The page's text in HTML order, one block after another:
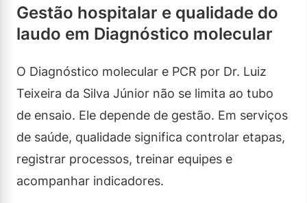
Gestão hospitalar e qualidade do
laudo em Diagnóstico molecular
O Diagnóstico molecular e PCR por Dr. Luiz
Teixeira da Silva Júnior não se limita ao tubo
de ensaio. Ele depende de gestão. Em serviços
de saúde, qualidade significa controlar etapas,
registrar processos, treinar equipes e
acompanhar indicadores.